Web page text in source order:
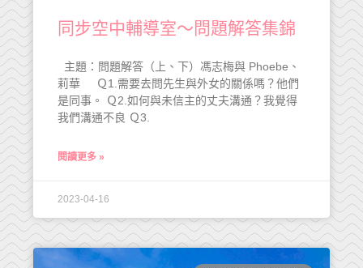
同步空中輔導室～問題解答集錦
主題：問題解答（上、下）馮志梅與 Phoebe、
莉華 Ｑ1.需要去問先生與外女的關係嗎？他們
是同事。 Ｑ2.如何與未信主的丈夫溝通？我覺得
我們溝通不良 Ｑ3.
閱讀更多 »
2023-04-16